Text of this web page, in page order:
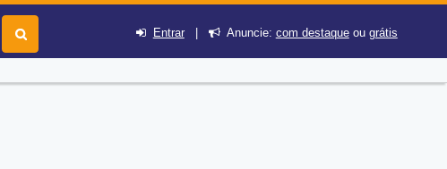
Entrar| Anuncie: com destaqueou grátis